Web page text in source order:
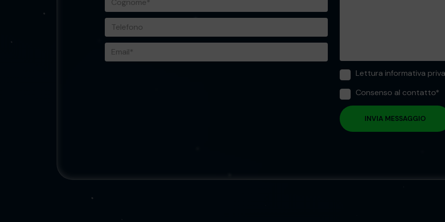
Lettura informativa
Consenso al contatto*